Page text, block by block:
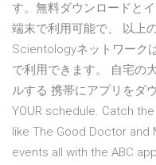
す。無料ダウンロードと
端末で利用可能で、 以上
Scientologyネットワーク
で利用できます。 自宅の
ルする 携帯にアプリをダ
YOUR schedule. Catch
like The Good Doctor and
events all with the ABC